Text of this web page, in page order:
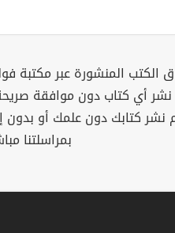
الكتب المنشورة عبر مكتبة
نشر أي كتاب دون موافقة
نشر كتابك دون علمك أو بدون
بمراسلتنا